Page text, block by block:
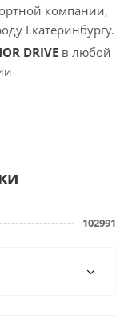
компании,
Екатеринбургу.
DRIVE в любой
102991